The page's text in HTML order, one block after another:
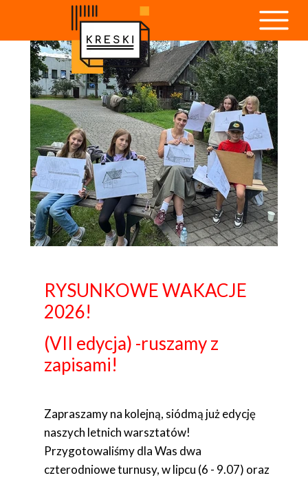
Article header
RYSUNKOWE WAKACJE
2026!
(VII edycja) -ruszamy z
zapisami!
Zapraszamy na kolejną, siódmą już edycję
naszych letnich warsztatów!
Przygotowaliśmy dla Was dwa
czterodniowe turnusy, w lipcu (6 - 9.07) oraz